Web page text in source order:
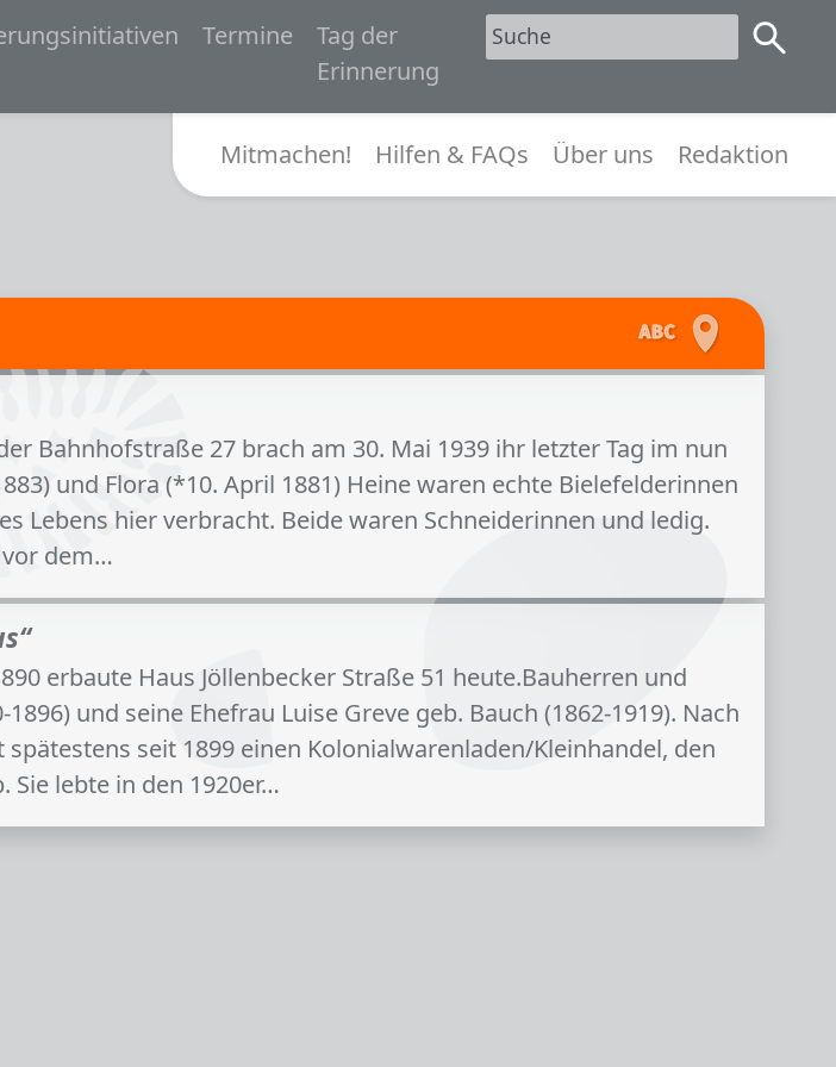
Bielefeld 1933-1945
Termine
Tag der
Erinnerung
Submenü
Mitmachen! Hilfen & FAQs Über uns Redaktion
Bahnhofstraße 27 brach am 30. Mai 1939 ihr letzter Tag im nun
und Flora (*10. April 1881) Heine waren echte Bielefelderinnen
Lebens hier verbracht. Beide waren Schneiderinnen und ledig.
vor dem…
erbaute Haus Jöllenbecker Straße 51 heute.Bauherren und
und seine Ehefrau Luise Greve geb. Bauch (1862-1919). Nach
seit 1899 einen Kolonialwarenladen/Kleinhandel, den
Sie lebte in den 1920er…